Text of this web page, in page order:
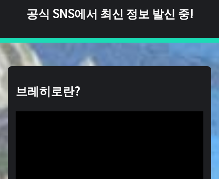
공식 SNS에서 최신 정보 발신 중!
브레히로란?